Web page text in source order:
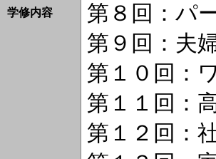
学修内容
第８回：パ
第９回：夫
第１０回：
第１１回：
第１２回：